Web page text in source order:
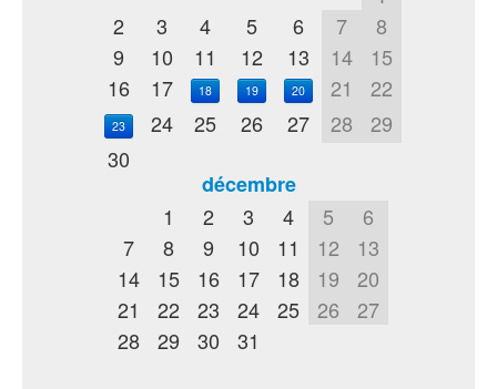
2
3 4 5 6 7
8
9
10 11 12 13 14
15
16
17 18 19 20 21 22
23 24 25 26 27 28
29
30
décembre
1
2 3 4 5
6
7
8 9 10 11 12
13
14
15 16 17 18 19
20
21
22 23 24 25 26
27
28
29 30 31